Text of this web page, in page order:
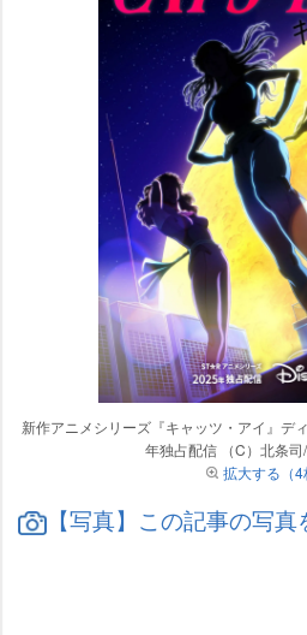
新作アニメシリーズ『キャッツ・アイ』デ
年独占配信 （C）北条司
拡大する（4
【写真】この記事の写真